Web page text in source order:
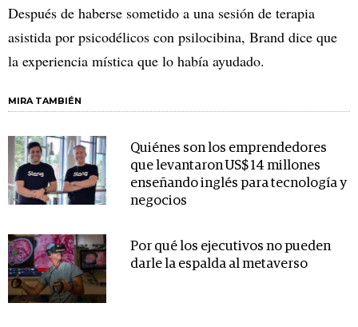
Después de haberse sometido a una sesión de terapia
asistida por psicodélicos con psilocibina, Brand dice que
la experiencia mística que lo había ayudado.
MIRA TAMBIÉN
Quiénes son los emprendedores
que levantaron US$ 14 millones
enseñando inglés para tecnología y
negocios
Por qué los ejecutivos no pueden
darle la espalda al metaverso